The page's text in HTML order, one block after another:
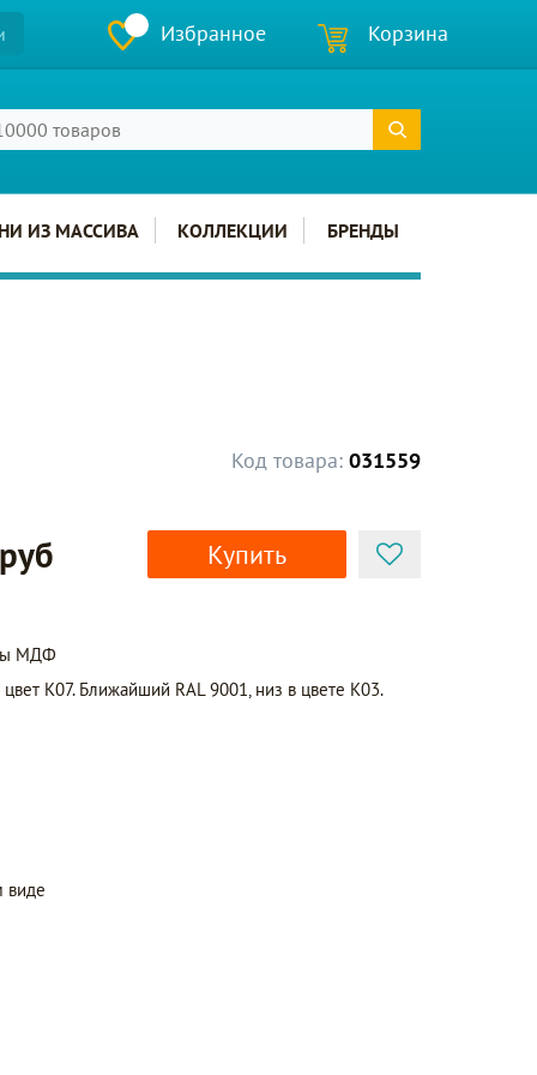
Избранное Корзина
ИЗ МАССИВА КОЛЛЕКЦИИ БРЕНДЫ
Код товара: 031559
Купить
МДФ
K07. Ближайший RAL 9001, низ в цвете K03.
виде